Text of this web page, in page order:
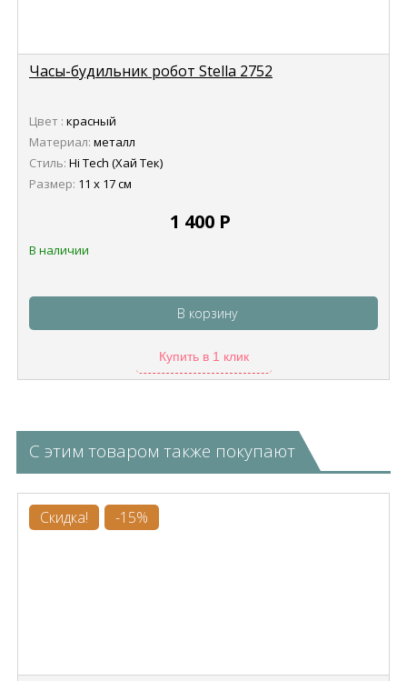
Часы-будильник робот Stella 2752
Цвет : красный
Материал: металл
Стиль: Hi Tech (Хай Тек)
Размер: 11 х 17 см
1 400 Р
В наличии
В корзину
Купить в 1 клик
С этим товаром также покупают
Скидка! -15%